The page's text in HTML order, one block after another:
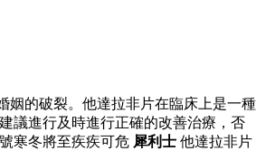
姻的破裂。他達拉非片在臨床上是一種
議進行及時進行正確的改善治療，否
寒冬將至疾疾可危 犀利士 他達拉非片